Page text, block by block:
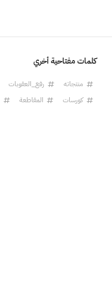
كلمات مفتاحية أخري
منتجاته رفع_العقوبات
كورسات
المقاطعة